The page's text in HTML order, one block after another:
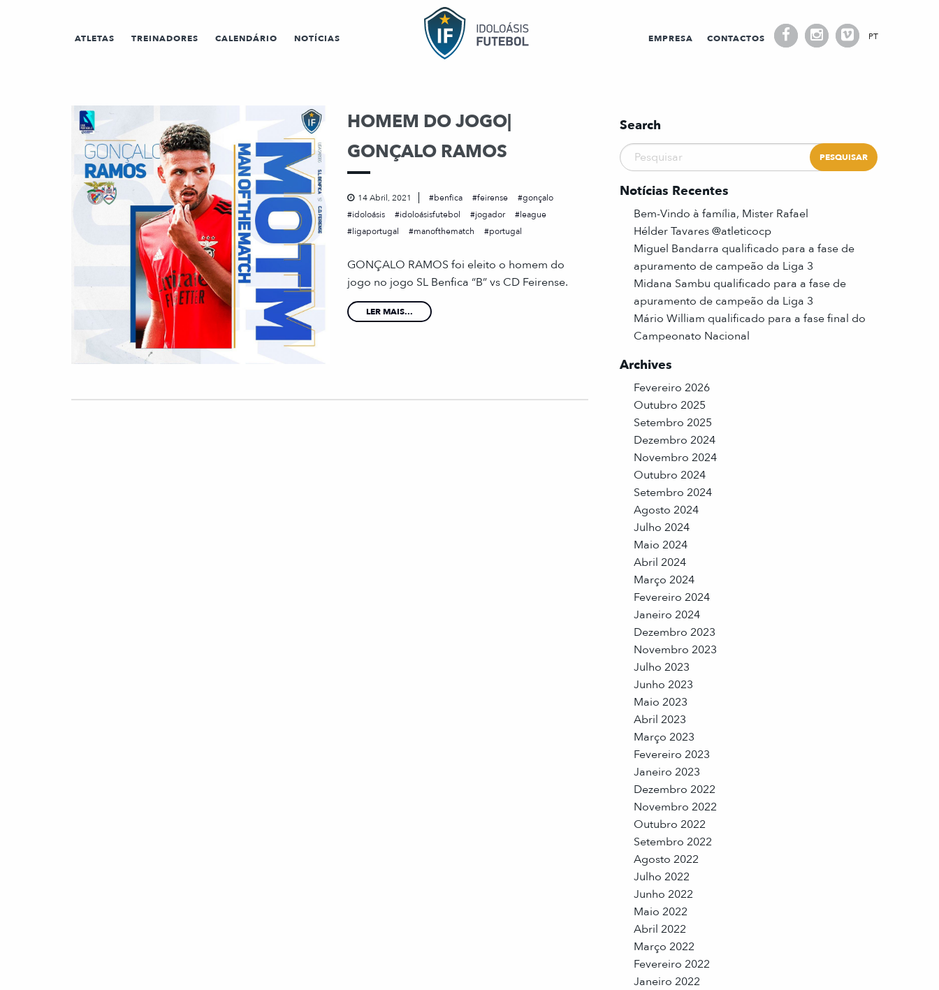
ATLETAS TREINADORES CALENDÁRIO NOTÍCIAS EMPRESA CONTACTOS PT
HOMEM DO JOGO|
GONÇALO RAMOS
14 Abril, 2021 benfica feirense
gonçalo
idoloásis
idoloásisfutebol jogador
league
ligaportugal
manofthematch portugal
GONÇALO RAMOS foi eleito o homem do
jogo no jogo SL Benfica “B” vs CD Feirense.
LER MAIS...
Search
Notícias Recentes
Bem-Vindo à família, Mister Rafael
Hélder Tavares @atleticocp
Miguel Bandarra qualificado para a fase de
apuramento de campeão da Liga 3
Midana Sambu qualificado para a fase de
apuramento de campeão da Liga 3
Mário William qualificado para a fase final do
Campeonato Nacional
Archives
Fevereiro 2026
Outubro 2025
Setembro 2025
Dezembro 2024
Novembro 2024
Outubro 2024
Setembro 2024
Agosto 2024
Julho 2024
Maio 2024
Abril 2024
Março 2024
Fevereiro 2024
Janeiro 2024
Dezembro 2023
Novembro 2023
Julho 2023
Junho 2023
Maio 2023
Abril 2023
Março 2023
Fevereiro 2023
Janeiro 2023
Dezembro 2022
Novembro 2022
Outubro 2022
Setembro 2022
Agosto 2022
Julho 2022
Junho 2022
Maio 2022
Abril 2022
Março 2022
Fevereiro 2022
Janeiro 2022